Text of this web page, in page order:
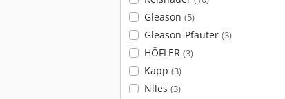
Gleason (5)
Gleason-Pfauter (3)
HÖFLER (3)
Kapp (3)
Niles (3)